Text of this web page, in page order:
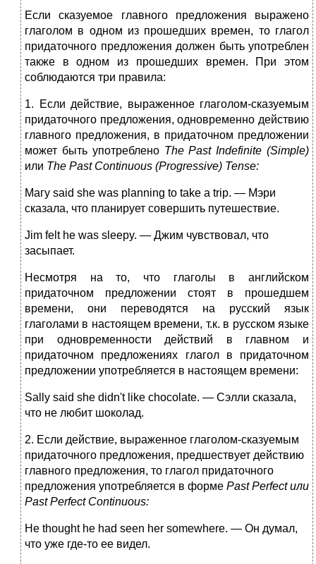
Если сказуемое главного предложения выражено
глаголом в одном из прошедших времен, то глагол
придаточного предложения должен быть употреблен
также в одном из прошедших времен. При этом
соблюдаются три правила:
1. Если действие, выраженное глаголом-сказуемым
придаточного предложения, одновременно действию
главного предложения, в придаточном предложении
может быть употреблено The Past Indefinite (Simple)
или The Past Continuous (Progressive) Tense:
Магу said she was planning to take a trip. — Мэри
сказала, что планирует совершить путешествие.
Jim felt he was sleepy. — Джим чувствовал, что
засыпает.
Несмотря на то, что глаголы в английском
придаточном предложении стоят в прошедшем
времени, они переводятся на русский язык
глаголами в настоящем времени, т.к. в русском языке
при одновременности действий в главном и
придаточном предложениях глагол в придаточном
предложении употребляется в настоящем времени:
Sally said she didn't like chocolate. — Сэлли сказала,
что не любит шоколад.
2. Если действие, выраженное глаголом-сказуемым
придаточного предложения, предшествует действию
главного предложения, то глагол придаточного
предложения употребляется в форме Past Perfectили
Past Perfect Continuous:
Не thought he had seen her somewhere. — Он думал,
что уже где-то ее видел.